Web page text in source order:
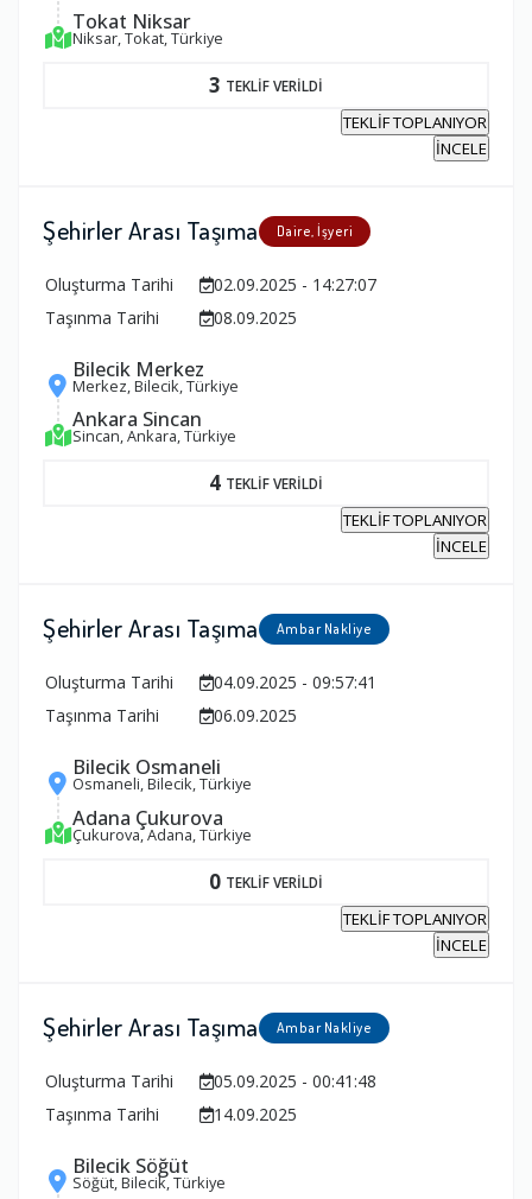
Tokat Niksar
Niksar, Tokat, Türkiye
3 TEKLİF VERİLDİ
TEKLİF TOPLANIYOR
İNCELE
Şehirler Arası Taşıma Daire, İşyeri
Oluşturma Tarihi
02.09.2025 - 14:27:07
Taşınma Tarihi
08.09.2025
Bilecik Merkez
Merkez, Bilecik, Türkiye
Ankara Sincan
Sincan, Ankara, Türkiye
4 TEKLİF VERİLDİ
TEKLİF TOPLANIYOR
İNCELE
Şehirler Arası Taşıma Ambar Nakliye
Oluşturma Tarihi
04.09.2025 - 09:57:41
Taşınma Tarihi
06.09.2025
Bilecik Osmaneli
Osmaneli, Bilecik, Türkiye
Adana Çukurova
Çukurova, Adana, Türkiye
0 TEKLİF VERİLDİ
TEKLİF TOPLANIYOR
İNCELE
Şehirler Arası Taşıma Ambar Nakliye
Oluşturma Tarihi
05.09.2025 - 00:41:48
Taşınma Tarihi
14.09.2025
Bilecik Söğüt
Söğüt, Bilecik, Türkiye